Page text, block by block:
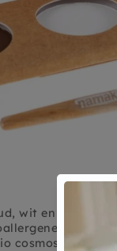
wit en bruin om
schmink
cosmos organic